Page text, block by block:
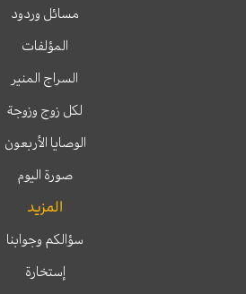
مسائل وردود
المؤلفات
السراج المنير
لكل زوج وزوجة
الوصايا الأربعون
صورة اليوم
المزيد
سؤالكم وجوابنا
إستخارة